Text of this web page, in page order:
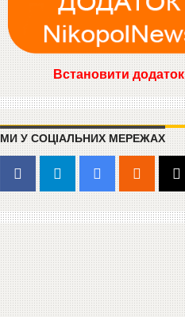
Встановити додаток
МИ У СОЦІАЛЬНИХ МЕРЕЖАХ